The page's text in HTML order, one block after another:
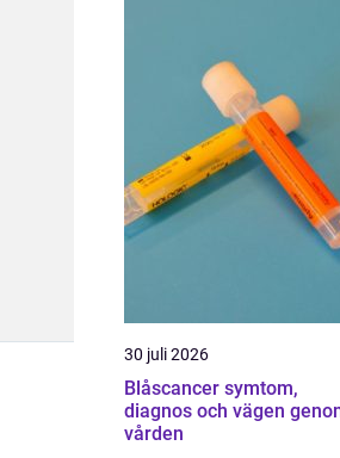
30 juli 2026
Blåscancer symtom,
diagnos och vägen
vården